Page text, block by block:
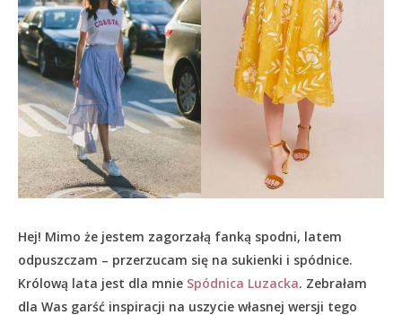
Hej! Mimo że jestem zagorzałą fanką spodni, latem
odpuszczam – przerzucam się na sukienki i spódnice.
Królową lata jest dla mnie Spódnica Luzacka. Zebrałam
dla Was garść inspiracji na uszycie własnej wersji tego